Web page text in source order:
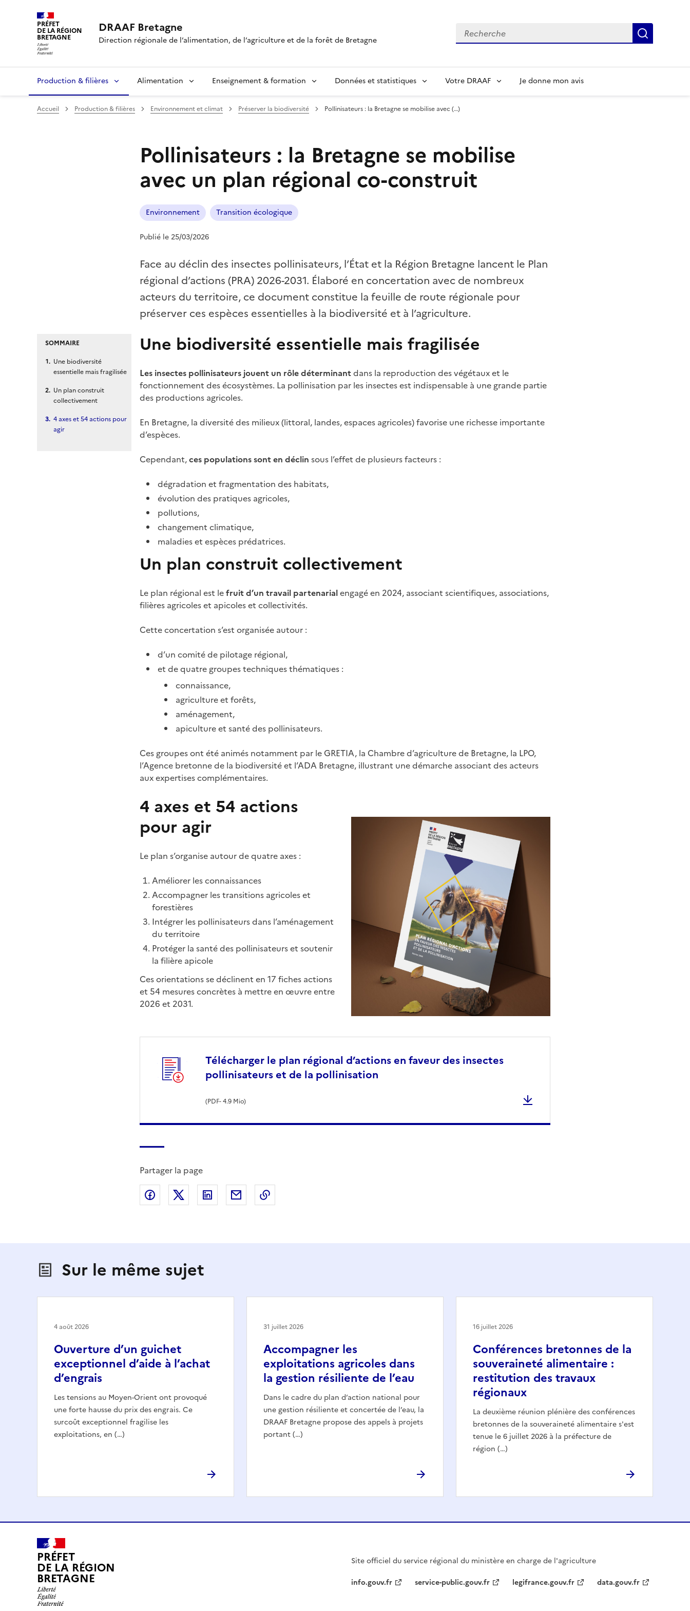
PRÉFET
DE LA RÉGION
BRETAGNE
DRAAF Bretagne
Direction régionale de l’alimentation, de l’agriculture et de la forêt de Bretagne
Recherche
Production & filières Alimentation Enseignement & formation Données et statistiques Votre DRAAF Je donne mon avis
Accueil Production & filières Environnement et climat Préserver la biodiversité Pollinisateurs : la Bretagne se mobilise avec (…)
Pollinisateurs : la Bretagne se mobilise
avec un plan régional co-construit
Environnement Transition écologique
Publié le 25/03/2026
Face au déclin des insectes pollinisateurs, l’État et la Région Bretagne lancent le Plan
régional d’actions (PRA) 2026-2031. Élaboré en concertation avec de nombreux
acteurs du territoire, ce document constitue la feuille de route régionale pour
préserver ces espèces essentielles à la biodiversité et à l’agriculture.
SOMMAIRE
Une biodiversité
essentielle mais fragilisée
Un plan construit
collectivement
4 axes et 54 actions pour
agir
Une biodiversité essentielle mais fragilisée
Les insectes pollinisateurs jouent un rôle déterminantdans la reproduction des végétaux et le
fonctionnement des écosystèmes. La pollinisation par les insectes est indispensable à une grande partie
des productions agricoles.
En Bretagne, la diversité des milieux (littoral, landes, espaces agricoles) favorise une richesse importante
d’espèces.
Cependant,ces populations sont en déclin sous l’effet de plusieurs facteurs :
dégradation et fragmentation des habitats,
évolution des pratiques agricoles,
pollutions,
changement climatique,
maladies et espèces prédatrices.
Un plan construit collectivement
Le plan régional est lefruit d’un travail partenarialengagé en 2024, associant scientifiques, associations,
filières agricoles et apicoles et collectivités.
Cette concertation s’est organisée autour :
d’un comité de pilotage régional,
et de quatre groupes techniques thématiques :
connaissance,
agriculture et forêts,
aménagement,
apiculture et santé des pollinisateurs.
Ces groupes ont été animés notamment par le GRETIA, la Chambre d’agriculture de Bretagne, la LPO,
l’Agence bretonne de la biodiversité et l’ADA Bretagne, illustrant une démarche associant des acteurs
aux expertises complémentaires.
4 axes et 54 actions
pour agir
Le plan s’organise autour de quatre axes :
Améliorer les connaissances
Accompagner les transitions agricoles et
forestières
Intégrer les pollinisateurs dans l’aménagement
du territoire
Protéger la santé des pollinisateurs et soutenir
la filière apicole
Ces orientations se déclinent en 17 fiches actions
et 54 mesures concrètes à mettre en œuvre entre
2026 et 2031.
Télécharger le plan régional d’actions en faveur des insectes
pollinisateurs et de la pollinisation
(PDF- 4.9 Mio)
Partager la page
Partager sur Facebook
Partager sur X (anciennement Twitter)
Partager sur LinkedIn
Partager par email
Sur le même sujet
Ouverture d’un guichet
exceptionnel d’aide à l’achat
d’engrais
Les tensions au Moyen-Orient ont provoqué
une forte hausse du prix des engrais. Ce
surcoût exceptionnel fragilise les
exploitations, en (…)
4 août 2026
Accompagner les
exploitations agricoles dans
la gestion résiliente de l’eau
Dans le cadre du plan d’action national pour
une gestion résiliente et concertée de l’eau, la
DRAAF Bretagne propose des appels à projets
portant (…)
31 juillet 2026
Conférences bretonnes de la
souveraineté alimentaire :
restitution des travaux
régionaux
La deuxième réunion plénière des conférences
bretonnes de la souveraineté alimentaire s'est
tenue le 6 juillet 2026 à la préfecture de
région (…)
16 juillet 2026
PRÉFET
DE LA RÉGION
BRETAGNE
Site officiel du service régional du ministère en charge de l'agriculture
info.gouv.fr
service-public.gouv.fr legifrance.gouv.fr data.gouv.fr